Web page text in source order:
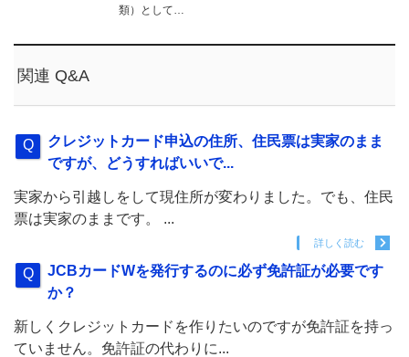
類）として…
関連 Q&A
クレジットカード申込の住所、住民票は実家のまま
ですが、どうすればいいで...
実家から引越しをして現住所が変わりました。でも、住民
票は実家のままです。 ...
詳しく読む
JCBカードWを発行するのに必ず免許証が必要です
か？
新しくクレジットカードを作りたいのですが免許証を持っ
ていません。免許証の代わりに...